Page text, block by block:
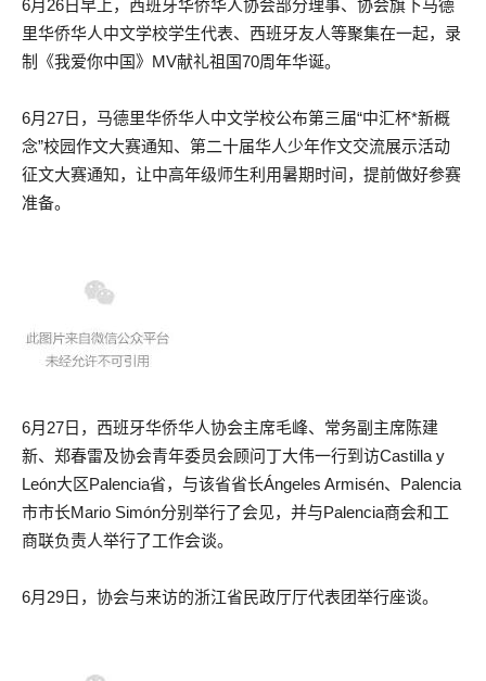
6月26日早上，西班牙华侨华人协会部分理事、协会旗下马德
里华侨华人中文学校学生代表、西班牙友人等聚集在一起，录
制《我爱你中国》MV献礼祖国70周年华诞。
6月27日，马德里华侨华人中文学校公布第三届“中汇杯*新概
念”校园作文大赛通知、第二十届华人少年作文交流展示活动
征文大赛通知，让中高年级师生利用暑期时间，提前做好参赛
准备。
6月27日，西班牙华侨华人协会主席毛峰、常务副主席陈建
新、郑春雷及协会青年委员会顾问丁大伟一行到访Castilla y
León大区Palencia省，与该省省长Ángeles Armisén、Palencia
市市长Mario Simón分别举行了会见，并与Palencia商会和工
商联负责人举行了工作会谈。
6月29日，协会与来访的浙江省民政厅厅代表团举行座谈。